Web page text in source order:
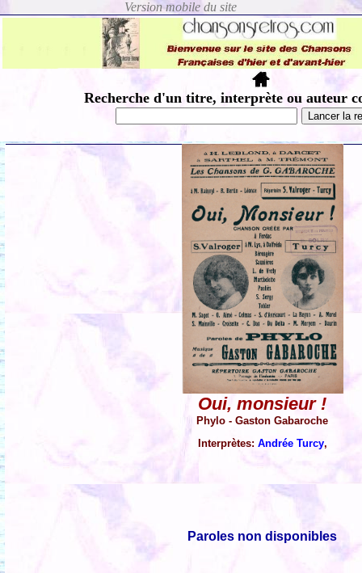
Recherche d'un titre, interprète ou auteur
Oui, monsieur !
Phylo - Gaston Gabaroche
Interprètes: Andrée Turcy,
Paroles non disponibles